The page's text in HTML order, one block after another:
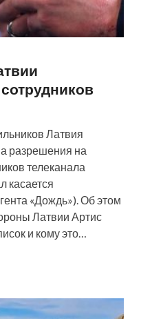
Латвия
разрешения на
телеканала
касается
«Дождь»). Об этом
Латвии Артис
и кому это…